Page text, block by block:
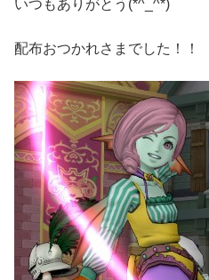
いつもありがとう(*^_^*)
配布おつかれさまでした！！